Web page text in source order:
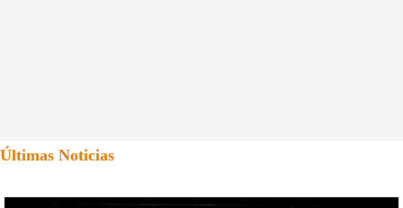
Últimas Noticias